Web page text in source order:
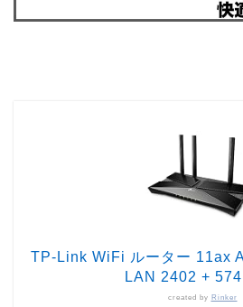
TP-Link WiFi ルーター 11ax
LAN 2402 +
created by Rinker